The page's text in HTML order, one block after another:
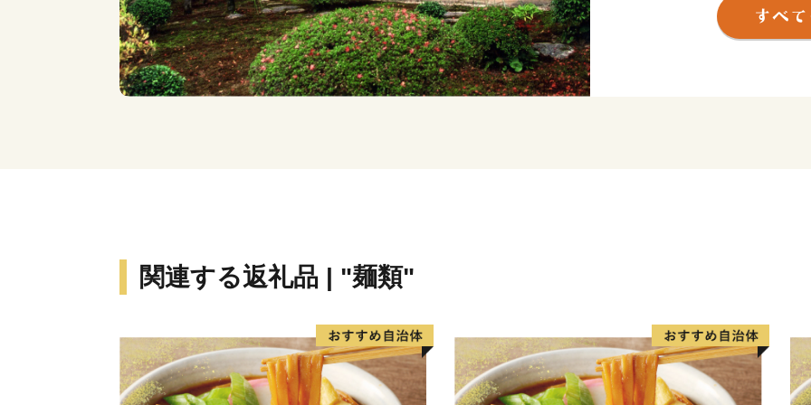
域文化として形成されてい
関連する返礼品 | "麺類"